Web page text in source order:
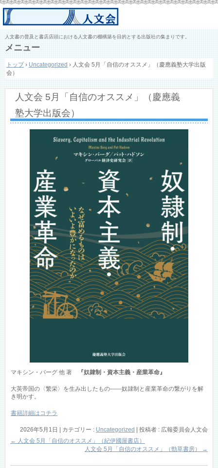
人文書の普及と書店店頭における人文書の棚構築を目的とする出版社の集まりです。
メニュー
ン
テ
ツ
ッ
トップ › Uncategorized › 人文会 5月「自信のオススメ」（慶應義塾大学出版
会）
人文会 5月「自信のオススメ」（慶應義
塾大学出版会）
マキシン・バーグ 他 著 『奴隷制・資本主義・産業革命』
大英帝国の〈繁栄〉を生み出したもの――奴隷制と産業革命の繋がりを解
き明かす。
書籍詳細はコチラ
2026年5月1日 | カテゴリー : Uncategorized | 投稿者 : 広報委員会人文会
← 人文会 5月「自信のオススメ」（紀伊國屋書店）
人文会 5月「自信のオススメ」（勁草書房）
→